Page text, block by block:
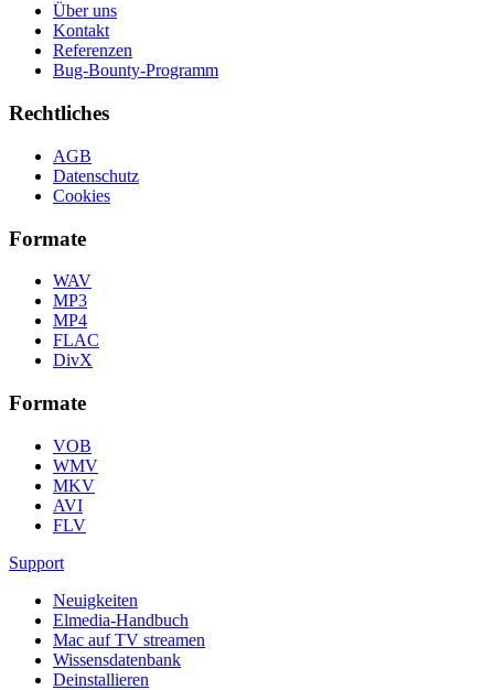
Über uns
Kontakt
Referenzen
Bug-Bounty-Programm
Rechtliches
AGB
Datenschutz
Cookies
Formate
WAV
MP3
MP4
FLAC
DivX
Formate
VOB
WMV
MKV
AVI
FLV
Support
Neuigkeiten
Elmedia-Handbuch
Mac auf TV streamen
Wissensdatenbank
Deinstallieren